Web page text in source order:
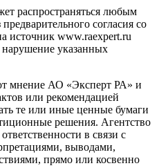
распространяться любым
согласия со
источник www.raexpert.ru
указанных
мнение АО «Эксперт РА» и
или рекомендацией
те или иные ценные бумаги
решения. Агентство
в связи с
выводами,
прямо или косвенно